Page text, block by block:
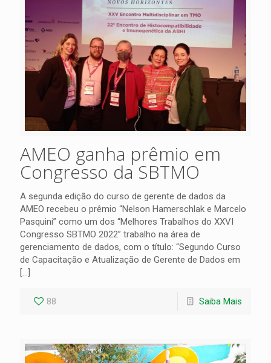
AMEO ganha prêmio em
Congresso da SBTMO
A segunda edição do curso de gerente de dados da
AMEO recebeu o prêmio “Nelson Hamerschlak e Marcelo
Pasquini” como um dos “Melhores Trabalhos do XXVI
Congresso SBTMO 2022” trabalho na área de
gerenciamento de dados, com o título: “Segundo Curso
de Capacitação e Atualização de Gerente de Dados em
[…]
88 Saiba Mais